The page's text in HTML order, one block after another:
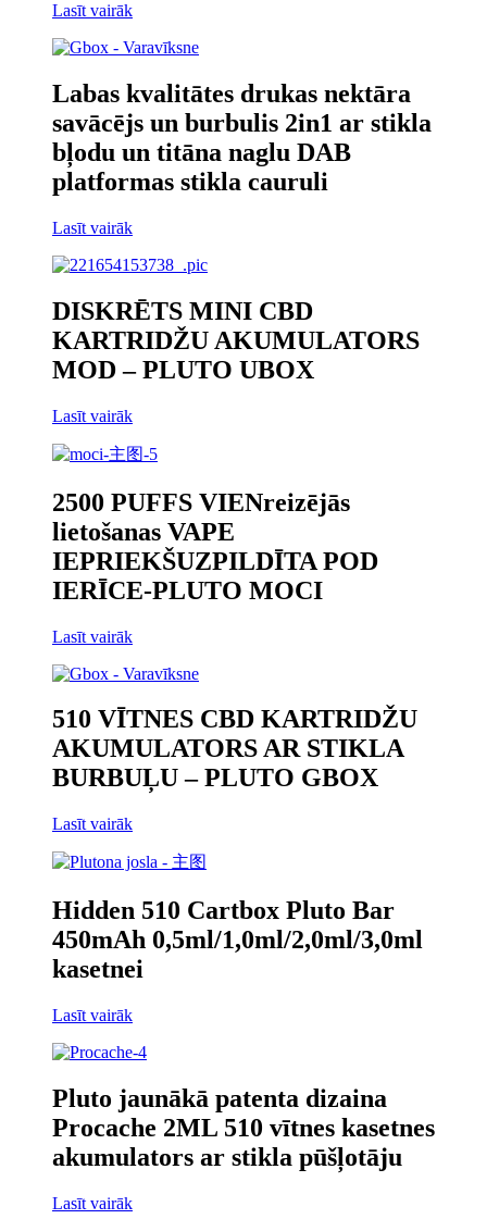
Lasīt vairāk
Labas kvalitātes drukas nektāra
savācējs un burbulis 2in1 ar stikla
bļodu un titāna naglu DAB
platformas stikla cauruli
Lasīt vairāk
DISKRĒTS MINI CBD
KARTRIDŽU AKUMULATORS
MOD – PLUTO UBOX
Lasīt vairāk
2500 PUFFS VIENreizējās
lietošanas VAPE
IEPRIEKŠUZPILDĪTA POD
IERĪCE-PLUTO MOCI
Lasīt vairāk
510 VĪTNES CBD KARTRIDŽU
AKUMULATORS AR STIKLA
BURBUĻU – PLUTO GBOX
Lasīt vairāk
Hidden 510 Cartbox Pluto Bar
450mAh 0,5ml/1,0ml/2,0ml/3,0ml
kasetnei
Lasīt vairāk
Pluto jaunākā patenta dizaina
Procache 2ML 510 vītnes kasetnes
akumulators ar stikla pūšļotāju
Lasīt vairāk